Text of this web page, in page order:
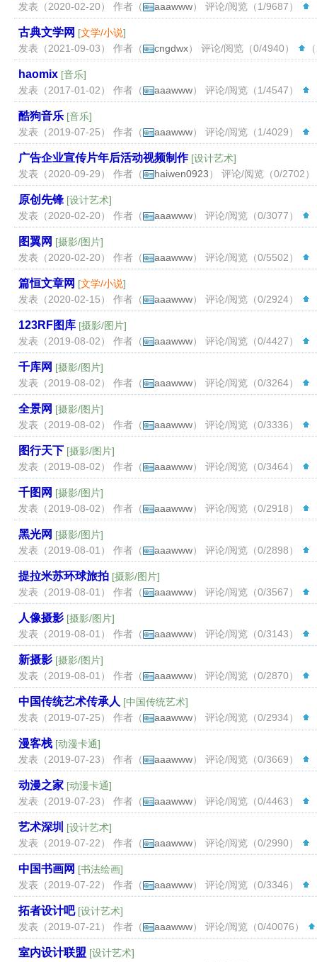
发表（2020-02-20） 作者（
aaawww） 评论/阅览（1/9687）
古典文学网 [文学/小说]
发表（2021-09-03） 作者（
cngdwx） 评论/阅览（0/4940）
haomix [音乐]
发表（2017-01-02） 作者（
aaawww） 评论/阅览（1/4547）
酷狗音乐 [音乐]
发表（2019-07-25） 作者（
aaawww） 评论/阅览（1/4029）
广告企业宣传片年后活动视频制作 [设计艺术]
发表（2020-09-29） 作者（
haiwen0923） 评论/阅览（0/2702）
原创先锋 [设计艺术]
发表（2020-02-20） 作者（
aaawww） 评论/阅览（0/3077）
图翼网 [摄影/图片]
发表（2020-02-20） 作者（
aaawww） 评论/阅览（0/5502）
篇恒文章网 [文学/小说]
发表（2020-02-15） 作者（
aaawww） 评论/阅览（0/2924）
123RF图库 [摄影/图片]
发表（2019-08-02） 作者（
aaawww） 评论/阅览（0/4427）
千库网 [摄影/图片]
发表（2019-08-02） 作者（
aaawww） 评论/阅览（0/3264）
全景网 [摄影/图片]
发表（2019-08-02） 作者（
aaawww） 评论/阅览（0/3336）
图行天下 [摄影/图片]
发表（2019-08-02） 作者（
aaawww） 评论/阅览（0/3464）
千图网 [摄影/图片]
发表（2019-08-02） 作者（
aaawww） 评论/阅览（0/2918）
黑光网 [摄影/图片]
发表（2019-08-01） 作者（
aaawww） 评论/阅览（0/2898）
提拉米苏环球旅拍 [摄影/图片]
发表（2019-08-01） 作者（
aaawww） 评论/阅览（0/3567）
人像摄影 [摄影/图片]
发表（2019-08-01） 作者（
aaawww） 评论/阅览（0/3143）
新摄影 [摄影/图片]
发表（2019-08-01） 作者（
aaawww） 评论/阅览（0/2870）
中国传统艺术传承人 [中国传统艺术]
发表（2019-07-25） 作者（
aaawww） 评论/阅览（0/2934）
漫客栈 [动漫卡通]
发表（2019-07-23） 作者（
aaawww） 评论/阅览（0/3669）
动漫之家 [动漫卡通]
发表（2019-07-23） 作者（
aaawww） 评论/阅览（0/4463）
艺术深圳 [设计艺术]
发表（2019-07-22） 作者（
aaawww） 评论/阅览（0/2990）
中国书画网 [书法绘画]
发表（2019-07-22） 作者（
aaawww） 评论/阅览（0/3346）
拓者设计吧 [设计艺术]
发表（2019-07-21） 作者（
aaawww） 评论/阅览（0/40076）
室内设计联盟 [设计艺术]